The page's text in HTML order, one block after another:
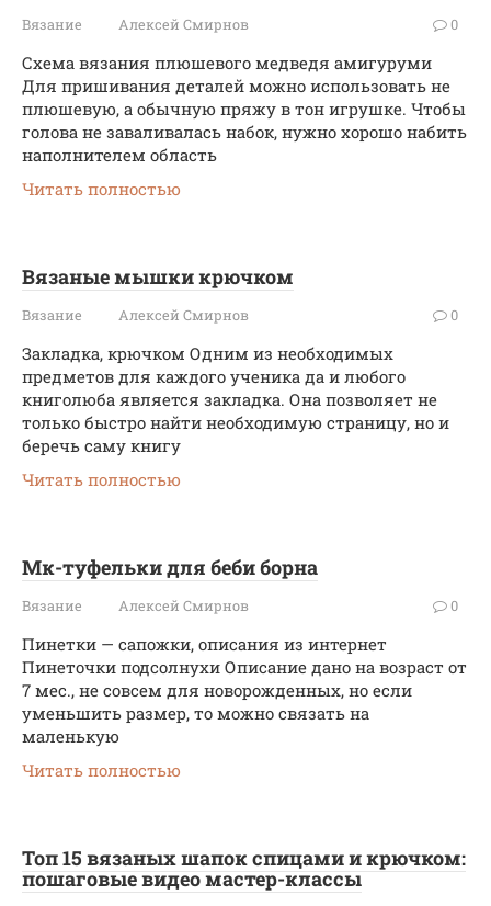
Вязание Алексей Смирнов 0
Схема вязания плюшевого медведя амигуруми
Для пришивания деталей можно использовать не
плюшевую, а обычную пряжу в тон игрушке. Чтобы
голова не заваливалась набок, нужно хорошо набить
наполнителем область
Читать полностью
Вязаные мышки крючком
Вязание Алексей Смирнов 0
Закладка, крючком Одним из необходимых
предметов для каждого ученика да и любого
книголюба является закладка. Она позволяет не
только быстро найти необходимую страницу, но и
беречь саму книгу
Читать полностью
Мк-туфельки для беби борна
Вязание Алексей Смирнов 0
Пинетки — сапожки, описания из интернет
Пинеточки подсолнухи Описание дано на возраст от
7 мес., не совсем для новорожденных, но если
уменьшить размер, то можно связать на
маленькую
Читать полностью
Топ 15 вязаных шапок спицами и крючком:
пошаговые видео мастер-классы